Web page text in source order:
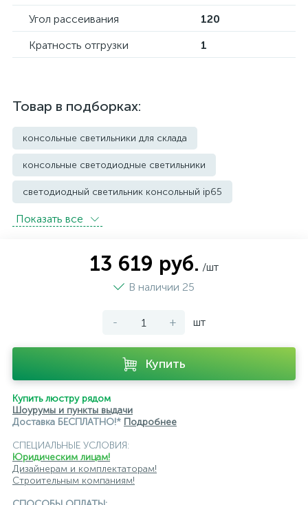
Угол рассеивания
120
Кратность отгрузки
1
Товар в подборках:
консольные светильники для склада
консольные светодиодные светильники
светодиодный светильник консольный ip65
Уличные светильники грунтовые
Показать всe
13 619 руб. /шт
В наличии 25
- + шт
Купить
Купить люстру рядом
Шоурумы и пункты выдачи
Доставка БЕСПЛАТНО!* Подробнее
СПЕЦИАЛЬНЫЕ УСЛОВИЯ:
Юридическим лицам!
Дизайнерам и комплектаторам!
Строительным компаниям!